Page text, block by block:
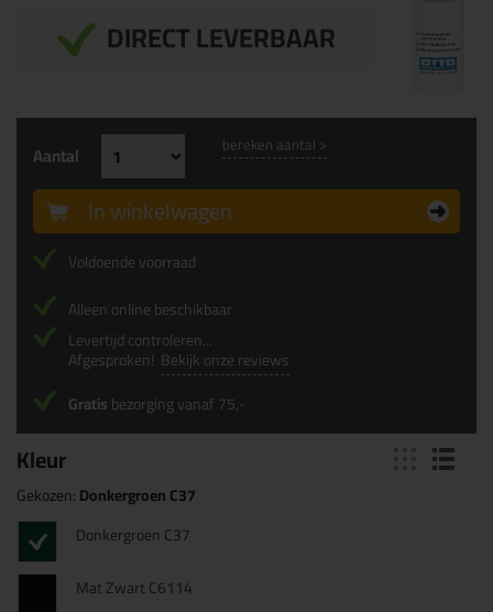
DIRECT LEVERBAAR
Kleur
Gekozen:Donkergroen C37
Donkergroen C37
Mat Zwart C6114
Aantal bereken aantal >
In winkelwagen
Voldoende voorraad
Alleen online beschikbaar
Levertijd controleren...
Afgesproken! Bekijk onze reviews
Gratisbezorging vanaf 75,-